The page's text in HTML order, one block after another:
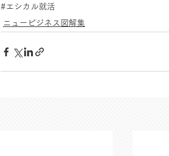
#エシカル就活
ニュービジネス図解集